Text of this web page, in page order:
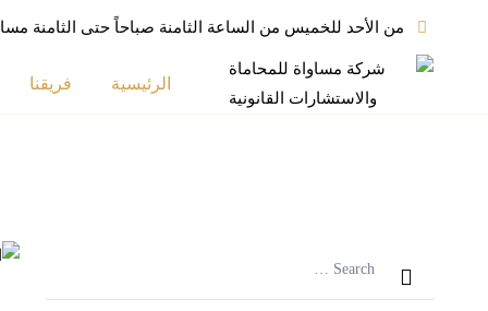
من الأحد للخميس من الساعة الثامنة صباحاً حتى الثامنة
الرئيسية فريقنا